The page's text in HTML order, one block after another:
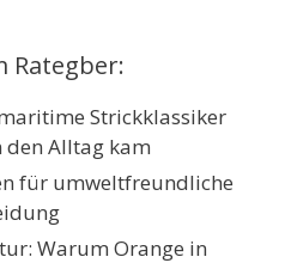
Rategber:
Strickklassiker
den Alltag kam
für umweltfreundliche
Warum Orange in